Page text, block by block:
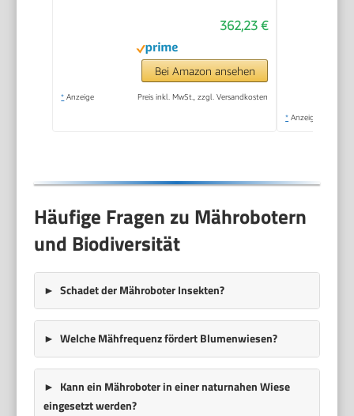
362,23 €
Bei Amazon ansehen
* Anzeige Preis inkl. MwSt., zzgl. Versandkosten
* Anzeige
Häufige Fragen zu Mährobotern
und Biodiversität
Schadet der Mähroboter Insekten?
Welche Mähfrequenz fördert Blumenwiesen?
Kann ein Mähroboter in einer naturnahen Wiese
eingesetzt werden?